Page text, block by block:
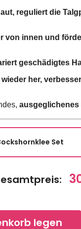
reguliert die
von innen und
geschädigtes
her,
Set
:
legen